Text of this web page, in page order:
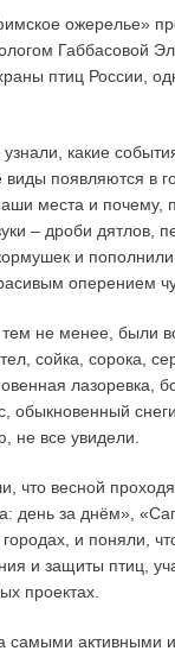
ожерелье»
Габбасовой
птиц России,
какие
виды появляются в
места и почему,
– дроби дятлов,
и
оперением
тем не менее, были
сойка, сорока,
лазоревка,
обыкновенный
не все увидели.
что весной
день за днём»,
и поняли,
и защиты птиц,
проектах.
самыми активными